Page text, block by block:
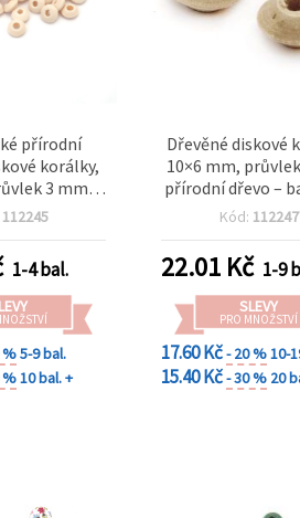
přírodní
korálky,
3 mm –
pro šperky
112245
1-4 bal.
%5-9 bal.
%10 bal. +
Dřevěné diskové
10×6 mm,
přírodní dřevo –
ks
Kód: 112247
22.01 Kč 1-9
SLEVY
PRO MNOŽSTVÍ
17.60 Kč- 20 %10-
15.40 Kč- 30 % 20